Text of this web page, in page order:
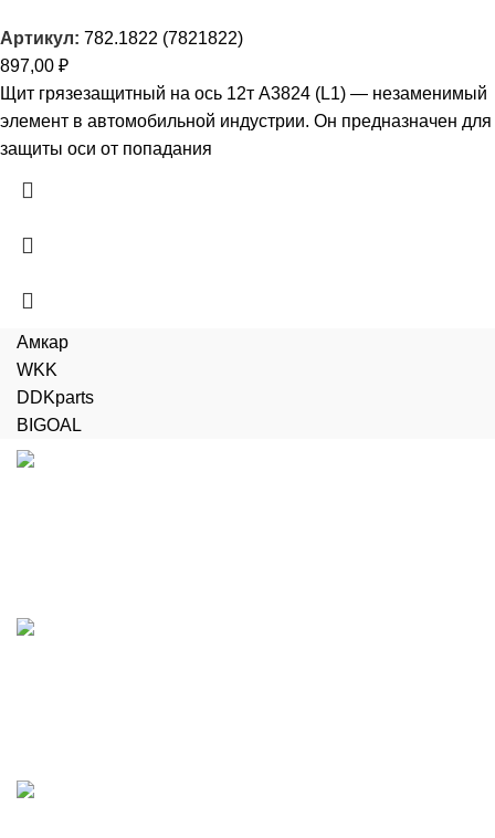
Артикул: 782.1822 (7821822)
897,00 ₽
Щит грязезащитный на ось 12т А3824 (L1) — незаменимый
элемент в автомобильной индустрии. Он предназначен для
защиты оси от попадания
Амкар
WKK
DDKparts
BIGOAL